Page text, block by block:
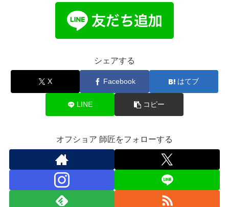
シェアする
X Facebook はてブ
LINE コピー
オフショア 師匠をフォローする